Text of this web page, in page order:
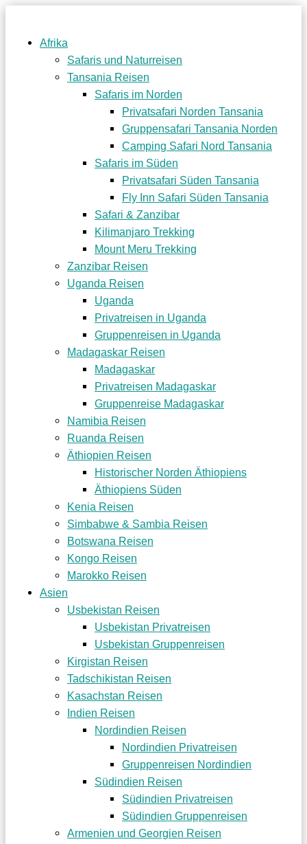
Afrika
Safaris und Naturreisen
Tansania Reisen
Safaris im Norden
Privatsafari Norden Tansania
Gruppensafari Tansania Norden
Camping Safari Nord Tansania
Safaris im Süden
Privatsafari Süden Tansania
Fly Inn Safari Süden Tansania
Safari & Zanzibar
Kilimanjaro Trekking
Mount Meru Trekking
Zanzibar Reisen
Uganda Reisen
Uganda
Privatreisen in Uganda
Gruppenreisen in Uganda
Madagaskar Reisen
Madagaskar
Privatreisen Madagaskar
Gruppenreise Madagaskar
Namibia Reisen
Ruanda Reisen
Äthiopien Reisen
Historischer Norden Äthiopiens
Äthiopiens Süden
Kenia Reisen
Simbabwe & Sambia Reisen
Botswana Reisen
Kongo Reisen
Marokko Reisen
Asien
Usbekistan Reisen
Usbekistan Privatreisen
Usbekistan Gruppenreisen
Kirgistan Reisen
Tadschikistan Reisen
Kasachstan Reisen
Indien Reisen
Nordindien Reisen
Nordindien Privatreisen
Gruppenreisen Nordindien
Südindien Reisen
Südindien Privatreisen
Südindien Gruppenreisen
Armenien und Georgien Reisen